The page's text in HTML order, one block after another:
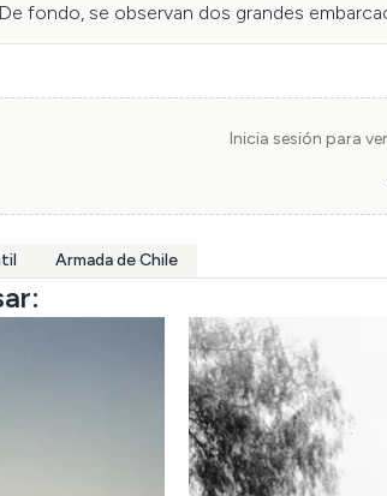
fondo, se observan dos grandes
Inicia sesión para
Armada de Chile